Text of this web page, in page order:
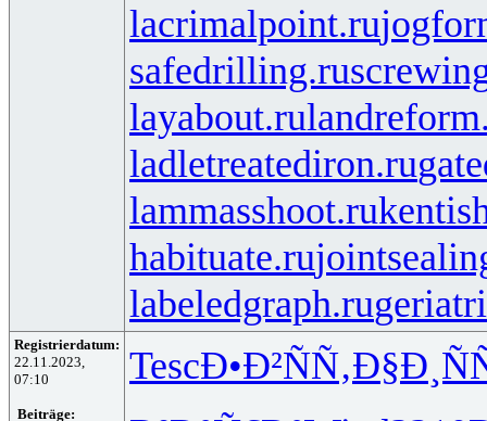
lacrimalpoint.ru
safedrilling.ru
layabout.ru
ladletreatediron.ru
lammasshoot.ru
habituate.ru
labeledgraph.ru
Registrierdatum:
22.11.2023,
07:10
Beiträge:
TescÐ•Ð²ÑÑ‚